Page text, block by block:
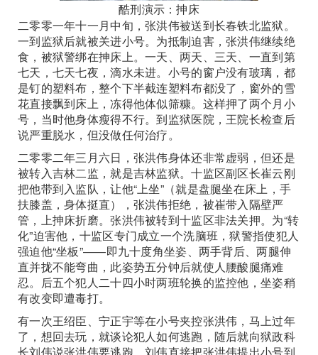
酷刑演示：抻床
二零零一年十一月中旬，张洪伟被送到长春铁北监狱。
一到监狱后就被关进小号。为抵制迫害，张洪伟继续绝
食，被狱警绑在抻床上。一天、两天、三天、一直到第
七天，七天七夜，滴水未进。小号的窗户没有玻璃，都
是钉的塑料布，整个下半截连塑料布都没了，窗外的雪
花直接飘到床上，冻得他体似筛糠。这样押了两个月小
号，当时他身体瘦得不行。到监狱医院，王院长检查后
说严重脱水，但没做任何治疗。
二零零二年三月六日，张洪伟身体还非常虚弱，但还是
被转入吉林二监，就是吉林监狱。十监区副区长崔云刚
把他带到入监队，让他“上坐”（就是盘腿坐在床上，手
扶膝盖，身体挺直），张洪伟拒绝，被崔带入隔壁严
管，上抻床折磨。张洪伟被转到十监区非法关押。为“转
化”迫害他，十监区专门成立一个洗脑班，狱警指使犯人
强迫他“坐板”——即九十度角坐姿、两手背后、两腿伸
直并拢不能弯曲，此姿势五分钟后就使人腰酸腿痛难
忍。后五个犯人二十四小时两班轮换的监控他，坐姿稍
有改变即遭毒打。
有一次王绍臣、宁正宇等在小号夹控张洪伟，马上过年
了，想回去玩，就谈论犯人如何逃跑，随后就向狱政科